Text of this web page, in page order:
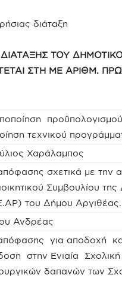
διάταξη
ΤΟΥ
ΣΤΗ ΜΕ ΑΡΙΘΜ.
τεχνικού
Χαράλαμπος
σχετικά με την
Συμβουλίου
του Δήμου Αργιθέας.
Ανδρέας
για αποδοχή
στην Ενιαία
δαπανών των